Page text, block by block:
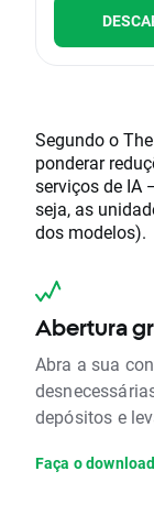
Segundo o
ponderar
serviços de IA
seja, as
dos modelos).
Abertura
Abra a sua
depósitos e
Faça o